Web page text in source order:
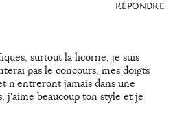
RÉPONDRE
surtout la licorne, je suis
pas le concours, mes doigts
n'entreront jamais dans une
j'aime beaucoup ton style et je